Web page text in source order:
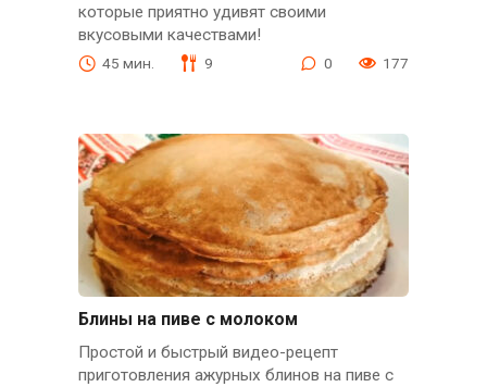
которые приятно удивят своими
вкусовыми качествами!
45 мин. 9 0 177
Блины на пиве с молоком
Простой и быстрый видео-рецепт
приготовления ажурных блинов на пиве с